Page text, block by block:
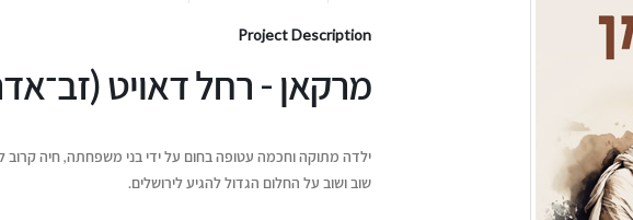
Project Description
מרקאן‭ ‬- רחל דאויט (זב־אדרו גביהו)
ילדה מתוקה וחכמה עטופה בחום על ידי בני משפחתה, חיה קרוב
שוב ושוב על החלום הגדול להגיע לירושלים.